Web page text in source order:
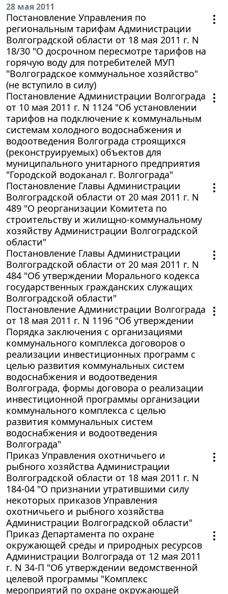
28 мая 2011
Постановление Управления по
региональным тарифам Администрации
Волгоградской области от 18 мая 2011 г. N
18/30 "О досрочном пересмотре тарифов на
горячую воду для потребителей МУП
"Волгоградское коммунальное хозяйство"
(не вступило в силу)
Постановление Администрации Волгограда
от 10 мая 2011 г. N 1124 "Об установлении
тарифов на подключение к коммунальным
системам холодного водоснабжения и
водоотведения Волгограда строящихся
(реконструируемых) объектов для
муниципального унитарного предприятия
"Городской водоканал г. Волгограда"
Постановление Главы Администрации
Волгоградской области от 20 мая 2011 г. N
489 "О реорганизации Комитета по
строительству и жилищно-коммунальному
хозяйству Администрации Волгоградской
области"
Постановление Главы Администрации
Волгоградской области от 20 мая 2011 г. N
484 "Об утверждении Морального кодекса
государственных гражданских служащих
Волгоградской области"
Постановление Администрации Волгограда
от 18 мая 2011 г. N 1196 "Об утверждении
Порядка заключения с организациями
коммунального комплекса договоров о
реализации инвестиционных программ с
целью развития коммунальных систем
водоснабжения и водоотведения
Волгограда, формы договора о реализации
инвестиционной программы организации
коммунального комплекса с целью
развития коммунальных систем
водоснабжения и водоотведения
Волгограда"
Приказ Управления охотничьего и
рыбного хозяйства Администрации
Волгоградской области от 18 мая 2011 г. N
184-04 "О признании утратившими силу
некоторых приказов Управления
охотничьего и рыбного хозяйства
Администрации Волгоградской области"
Приказ Департамента по охране
окружающей среды и природных ресурсов
Администрации Волгограда от 12 мая 2011
г. N 34-П "Об утверждении ведомственной
целевой программы "Комплекс
мероприятий по охране окружающей